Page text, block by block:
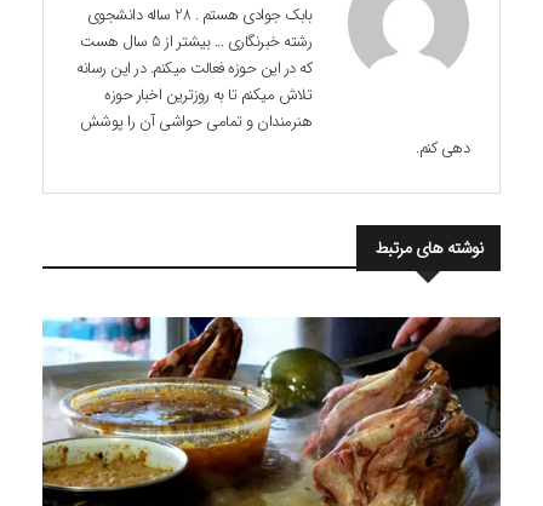
بابک جوادی هستم . 28 ساله دانشجوی
رشته خبرنگاری ... بیشتر از 5 سال هست
که در این حوزه فعالت میکنم. در این رسانه
تلاش میکنم تا به روزترین اخبار حوزه
هنرمندان و تمامی حواشی آن را پوشش
دهی کنم.
نوشته های مرتبط